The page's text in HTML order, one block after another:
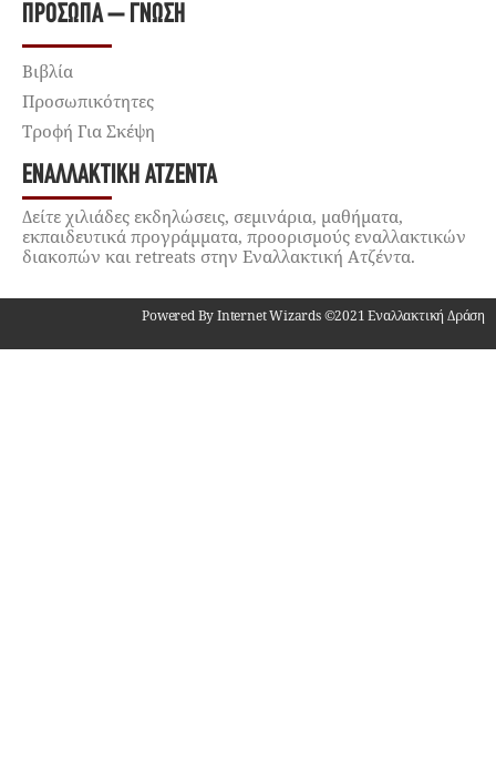
ΠΡΌΣΩΠΑ – ΓΝΏΣΗ
Βιβλία
Προσωπικότητες
Τροφή Για Σκέψη
ΕΝΑΛΛΑΚΤΙΚΉ ΑΤΖΈΝΤΑ
Δείτε χιλιάδες εκδηλώσεις, σεμινάρια, μαθήματα,
εκπαιδευτικά προγράμματα, προορισμούς εναλλακτικών
διακοπών και retreats στην Εναλλακτική Ατζέντα.
Powered By Internet Wizards ©2021 Εναλλακτική Δράση